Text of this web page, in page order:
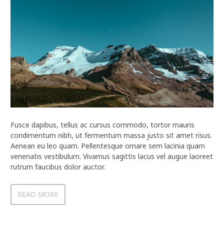
Fusce dapibus, tellus ac cursus commodo, tortor mauris
condimentum nibh, ut fermentum massa justo sit amet risus.
Aenean eu leo quam. Pellentesque ornare sem lacinia quam
venenatis vestibulum. Vivamus sagittis lacus vel augue laoreet
rutrum faucibus dolor auctor.
READ MORE